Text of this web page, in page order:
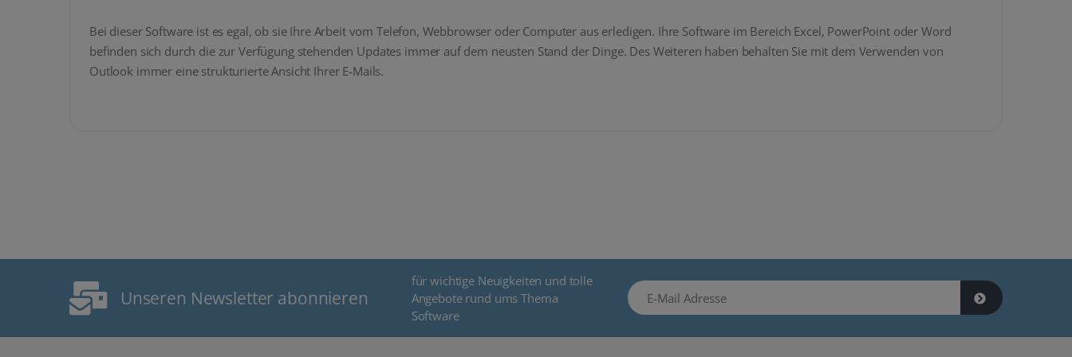
Bei dieser Software ist es egal, ob sie Ihre Arbeit vom Telefon, Webbrowser oder Computer aus erledigen. Ihre Software im Bereich Excel, PowerPoint oder Word
befinden sich durch die zur Verfügung stehenden Updates immer auf dem neusten Stand der Dinge. Des Weiteren haben behalten Sie mit dem Verwenden von
Outlook immer eine strukturierte Ansicht Ihrer E-Mails.
Unseren Newsletter abonnieren
für wichtige Neuigkeiten und tolle
Angebote rund ums Thema
Software
E-Mail Adresse